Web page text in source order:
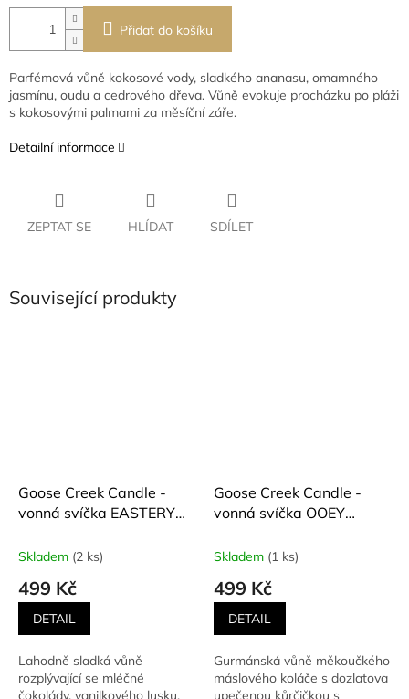
Přidat do košíku
Parfémová vůně kokosové vody, sladkého ananasu, omamného
jasmínu, oudu a cedrového dřeva. Vůně evokuje procházku po pláži
s kokosovými palmami za měsíční záře.
Detailní informace
ZEPTAT SE HLÍDAT SDÍLET
Související produkty
Goose Creek Candle -
vonná svíčka EASTERY
zajíček) 411 g
Skladem (2 ks)
499 Kč
DETAIL
Lahodně sladká vůně
rozplývající se mléčné
čokolády, vanilkového lusku,
Goose Creek Candle -
vonná svíčka OOEY
(Měkoučký máslový koláč)
Skladem (1 ks)
499 Kč
DETAIL
Gurmánská vůně měkoučkého
máslového koláče s dozlatova
upečenou kůrčičkou s